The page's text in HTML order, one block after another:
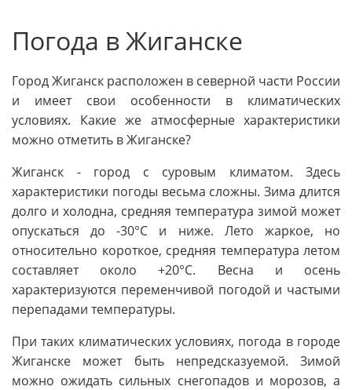
Погода в Жиганске
Город Жиганск расположен в северной части России
и имеет свои особенности в климатических
условиях. Какие же атмосферные характеристики
можно отметить в Жиганске?
Жиганск - город с суровым климатом. Здесь
характеристики погоды весьма сложны. Зима длится
долго и холодна, средняя температура зимой может
опускаться до -30°C и ниже. Лето жаркое, но
относительно короткое, средняя температура летом
составляет около +20°C. Весна и осень
характеризуются переменчивой погодой и частыми
перепадами температуры.
При таких климатических условиях, погода в городе
Жиганске может быть непредсказуемой. Зимой
можно ожидать сильных снегопадов и морозов, а